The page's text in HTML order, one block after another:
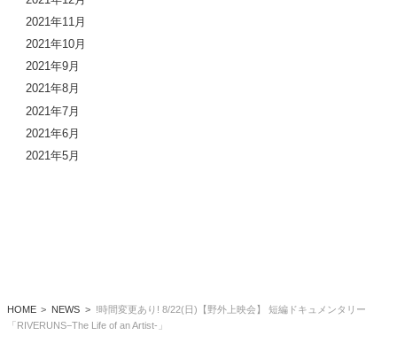
2021年11月
2021年10月
2021年9月
2021年8月
2021年7月
2021年6月
2021年5月
HOME NEWS
!時間変更あり! 8/22(日)【野外上映会】 短編ドキュメンタリー
「RIVERUNS−The Life of an Artist-」